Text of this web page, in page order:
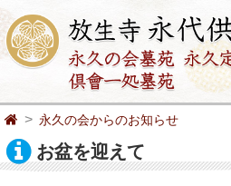
永久の会からのお知らせ
お盆を迎えて